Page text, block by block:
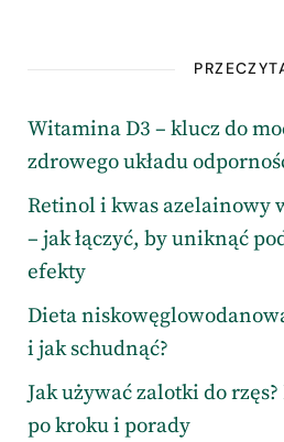
Witamina D3 – klucz do
zdrowego układu
Retinol i kwas azelainowy
– jak łączyć, by uniknąć
efekty
Dieta
i jak schudnąć?
Jak używać zalotki do
po kroku i porady